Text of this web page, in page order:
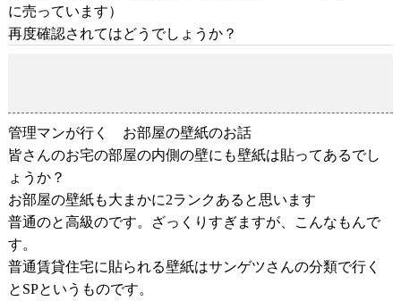
に売っています）
再度確認されてはどうでしょうか？
管理マンが行く お部屋の壁紙のお話
皆さんのお宅の部屋の内側の壁にも壁紙は貼ってあるでし
ょうか？
お部屋の壁紙も大まかに2ランクあると思います
普通のと高級のです。ざっくりすぎますが、こんなもんで
す。
普通賃貸住宅に貼られる壁紙はサンゲツさんの分類で行く
と SPというものです。